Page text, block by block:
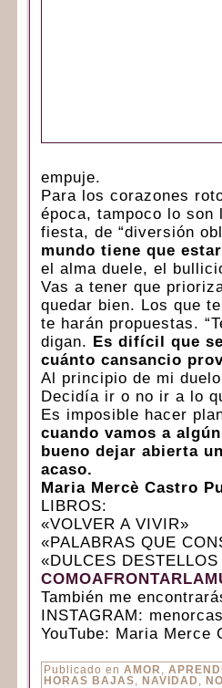
empuje.
Para los corazones
época, tampoco lo
fiesta, de “diversión
mundo tiene que
el alma duele, el
Vas a tener que
quedar bien. Los que
te harán propuestas.
digan. Es difícil que
cuánto cansancio
Al principio de mi
Decidía ir o no ir a lo
Es imposible hacer
cuando vamos a
bueno dejar abierta
acaso.
Maria Mercè Castro
LIBROS:
«VOLVER A VIVIR»
«PALABRAS QUE
«DULCES
También me
INSTAGRAM:
YouTube: Maria Merce
Publicado en AMOR ,
HORAS BAJAS, NAVIDAD ,